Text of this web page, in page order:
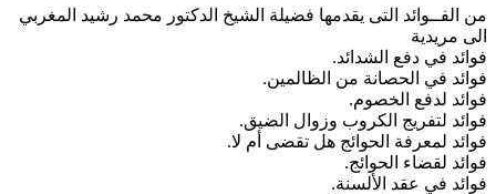
من الفــوائد التى يقدمها فضيلة الشيخ الدكتور محمد رشيد المغربي
الى مريدية
فوائد في دفع الشدائد.
فوائد في الحصانة من الظالمين.
فوائد لدفع الخصوم.
فوائد لتفريج الكروب وزوال الضيق.
فوائد لمعرفة الحوائج هل تقضى أم لا.
فوائد لقضاء الحوائج.
فوائد في عقد الألسنة.